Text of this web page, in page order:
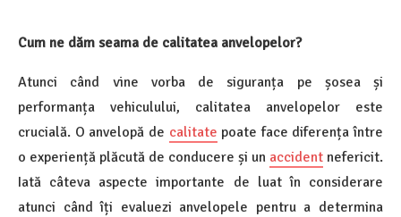
Cum ne dăm seama de calitatea anvelopelor?
Atunci când vine vorba de siguranța pe șosea și
performanța vehiculului, calitatea anvelopelor este
crucială. O anvelopă de calitate poate face diferența între
o experiență plăcută de conducere și un accident nefericit.
Iată câteva aspecte importante de luat în considerare
atunci când îți evaluezi anvelopele pentru a determina